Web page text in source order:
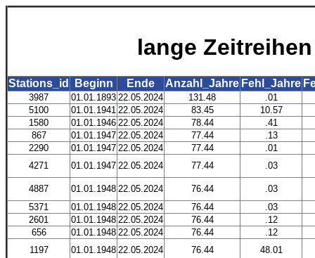
lange
Stations_id Beginn Ende Anzahl_Jahre Fehl_Jahre
3987 01.01.1893 22.05.2024 131.48
.01
5100
01.01.1941 22.05.2024 83.45
10.57
1580
01.01.1946 22.05.2024 78.44
.41
867
01.01.1947 22.05.2024 77.44
.13
2290
01.01.1947 22.05.2024 77.44
.01
4271
01.01.1947 22.05.2024 77.44 .03
4887 01.01.1948 22.05.2024 76.44
.03
5371
01.01.1948 22.05.2024 76.44
.03
2601
01.01.1948 22.05.2024 76.44
.12
656
01.01.1948 22.05.2024 76.44
.12
1197
01.01.1948 22.05.2024 76.44
48.01